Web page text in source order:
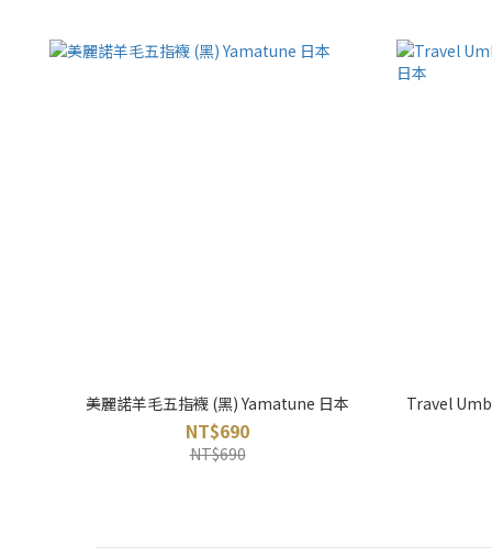
美麗諾羊毛五指襪 (黑) Yamatune 日本
NT$690
NT$690
Travel